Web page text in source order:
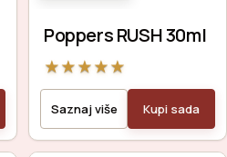
Poppers RUSH 30ml
★★★★★
Saznaj više Kupi sada